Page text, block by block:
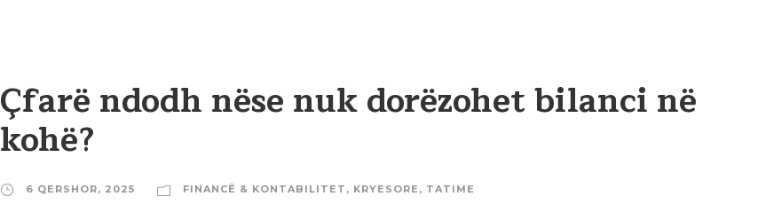
Çfarë ndodh nëse nuk dorëzohet bilanci në
kohë?
6 QERSHOR, 2025 FINANCË & KONTABILITET , KRYESORE , TATIME